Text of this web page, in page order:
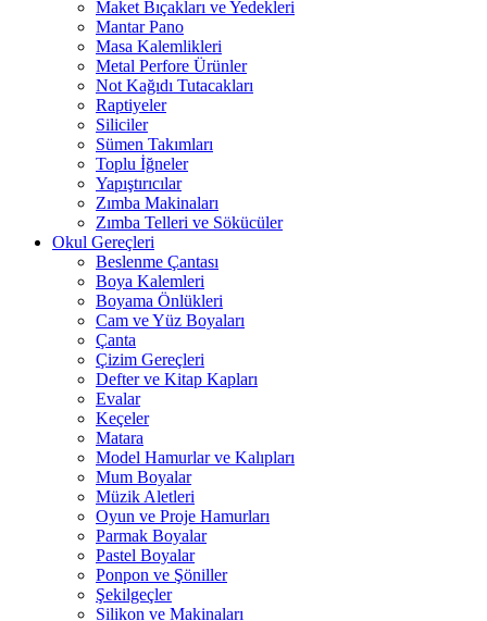
Maket Bıçakları ve Yedekleri
Mantar Pano
Masa Kalemlikleri
Metal Perfore Ürünler
Not Kağıdı Tutacakları
Raptiyeler
Siliciler
Sümen Takımları
Toplu İğneler
Yapıştırıcılar
Zımba Makinaları
Zımba Telleri ve Sökücüler
Okul Gereçleri
Beslenme Çantası
Boya Kalemleri
Boyama Önlükleri
Cam ve Yüz Boyaları
Çanta
Çizim Gereçleri
Defter ve Kitap Kapları
Evalar
Keçeler
Matara
Model Hamurlar ve Kalıpları
Mum Boyalar
Müzik Aletleri
Oyun ve Proje Hamurları
Parmak Boyalar
Pastel Boyalar
Ponpon ve Şöniller
Şekilgeçler
Silikon ve Makinaları